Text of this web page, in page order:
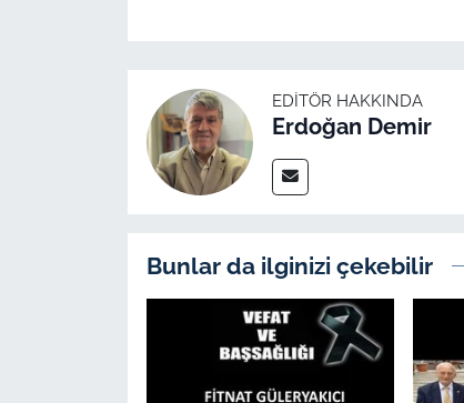
EDITÖR HAKKINDA
Erdoğan Demir
Bunlar da ilginizi çekebilir
Canlı Maç
Gündem-Eğitim